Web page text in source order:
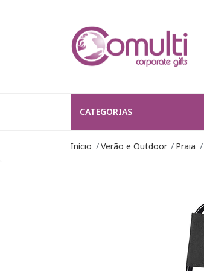
CATEGORIAS
Início Verão e Outdoor Praia